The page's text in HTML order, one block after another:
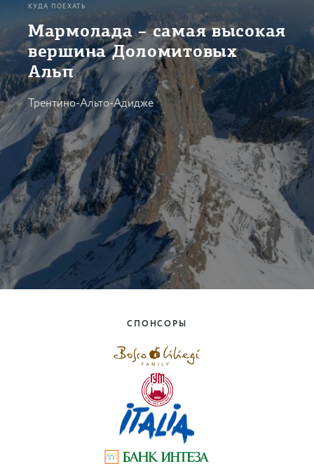
КУДА ПОЕХАТЬ
Мармолада – самая высокая
вершина Доломитовых
Альп
Трентино-Альто-Адидже
СПОНСОРЫ